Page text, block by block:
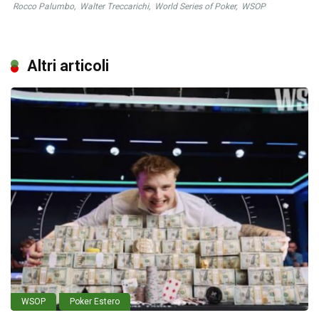
Rocco Palumbo, Walter Treccarichi, World Series of Poker, WSOP
Altri articoli
WSOP Poker Estero